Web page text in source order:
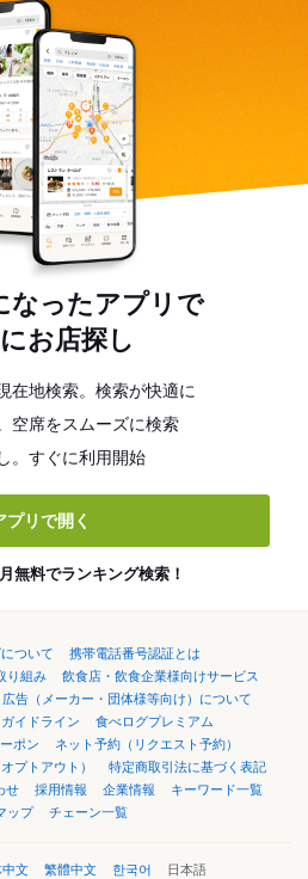
なったアプリで
お店探し
在地検索。検索が快適に
空席をスムーズに検索
。すぐに利用開始
プリで開く
無料でランキング検索！
ついて
携帯電話番号認証とは
り組み
飲食店・飲食企業様向けサービス
広告（メーカー・団体様等向け）について
イドライン
食べログプレミアム
ポン
ネット予約（リクエスト予約）
プトアウト）
特定商取引法に基づく表記
せ 採用情報 企業情報
キーワード一覧
ップ
チェーン一覧
文 繁體中文 한국어 日本語